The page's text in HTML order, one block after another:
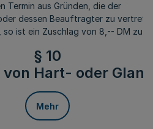
Termin aus Gründen, die der
dessen Beauftragter zu
ist ein Zuschlag von 8,-- DM zu
§ 10
von Hart- oder
Mehr